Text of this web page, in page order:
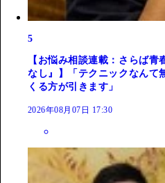
5
【お悩み相談連載：さらば
なし』】「テクニックなんて
くる方が引きます」
2026年08月07日 17:30